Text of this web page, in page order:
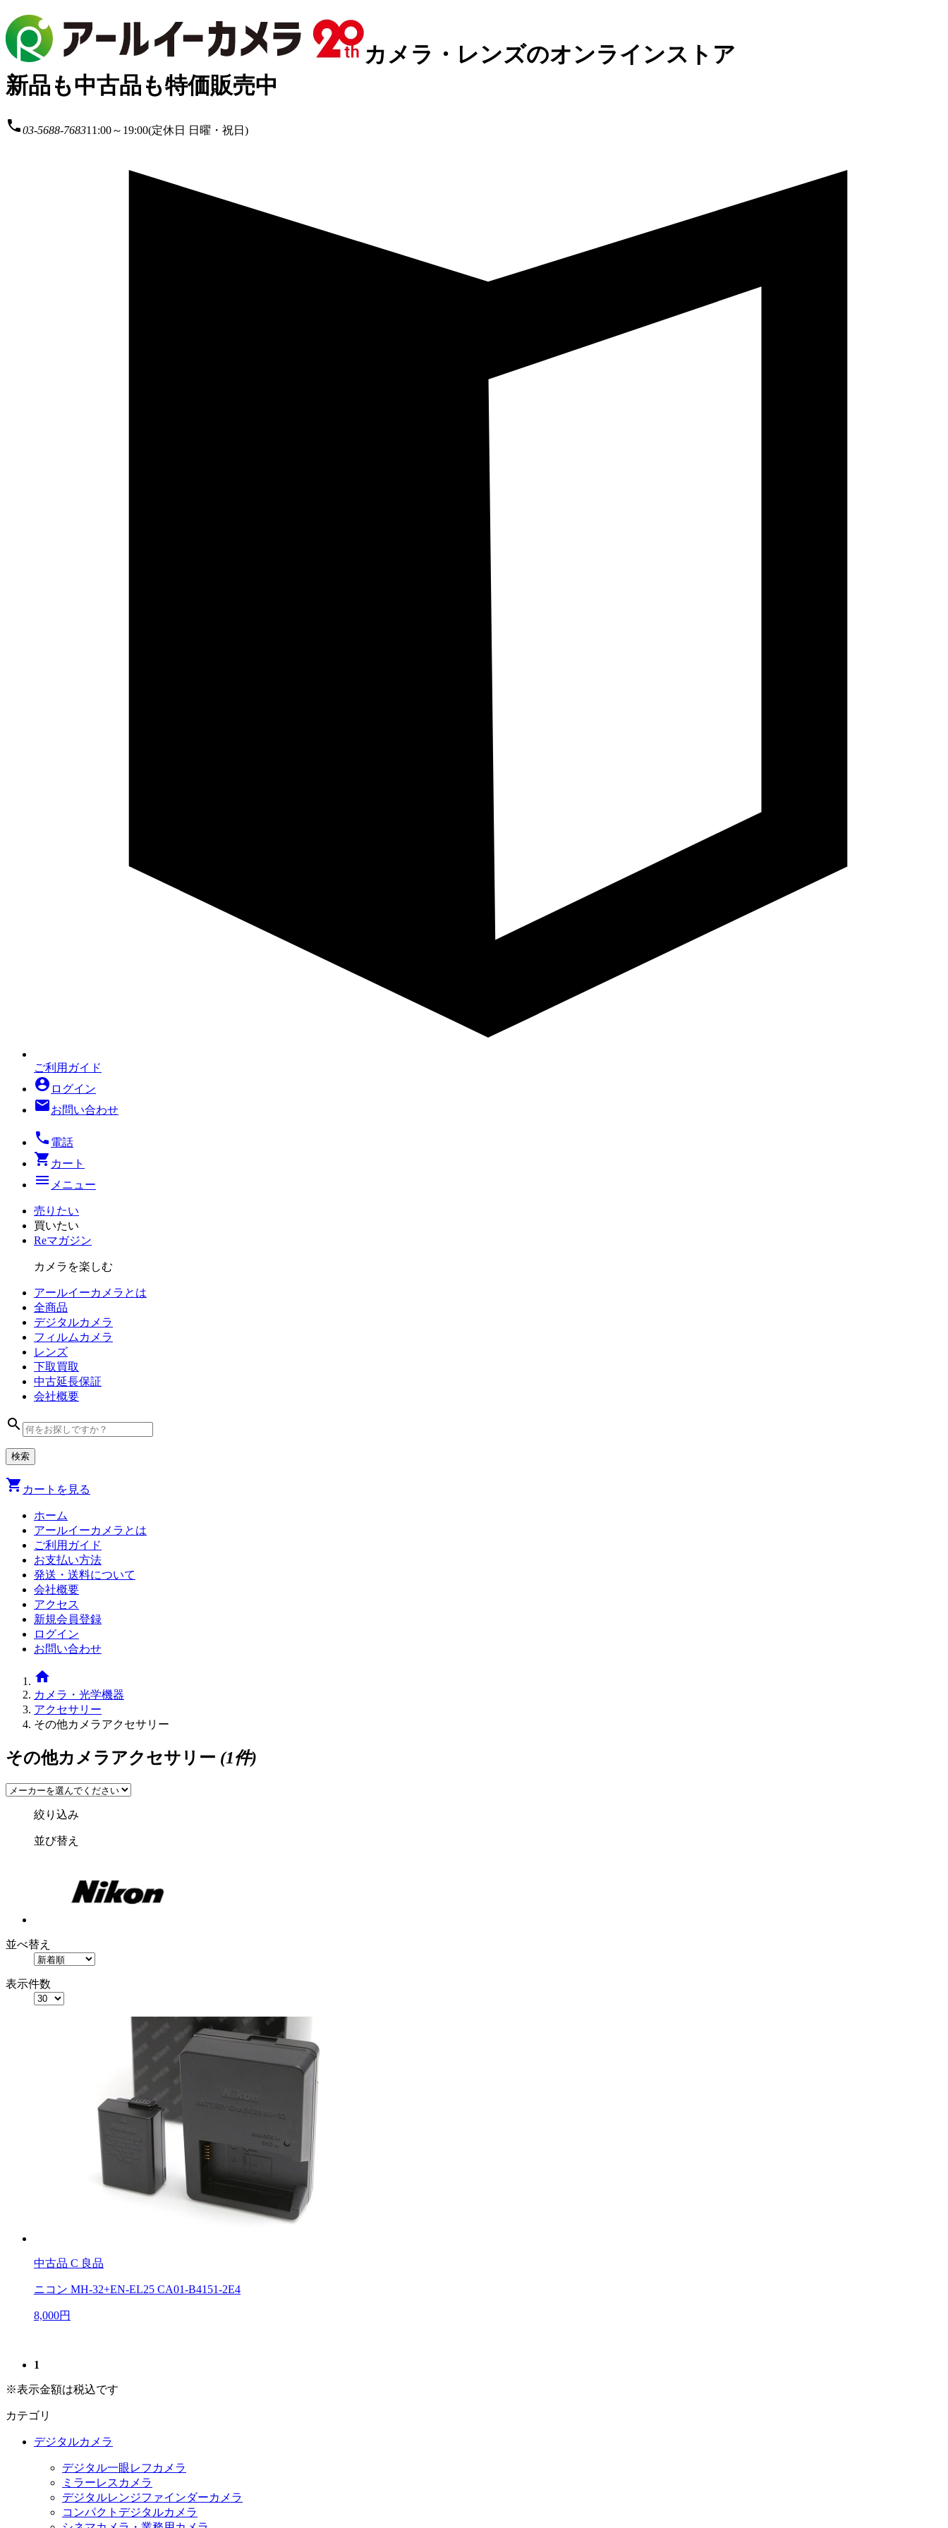
カメラ・レンズのオンラインストア
新品も中古品も特価販売中
local_phone03-5688-768311:00～19:00(定休日 日曜・祝日)
ご利用ガイド
account_circle ログイン
mailお問い合わせ
local_phone 電話
shopping_cart カート
menu メニュー
売りたい
買いたい
Reマガジン
カメラを楽しむ
アールイーカメラとは
全商品
デジタルカメラ
フィルム カメラ
レンズ
下取買取
中古延長保証
会社概要
search
shopping_cart カートを見る
ホーム
アールイーカメラとは
ご利用ガイド
お支払い方法
発送・送料について
会社概要
アクセス
新規会員登録
ログイン
お問い合わせ
home
カメラ・光学機器
アクセサリー
その他カメラアクセサリー
その他カメラアクセサリー (1件)
絞り込み
並び替え
並べ替え
表示件数
中古品 C 良品
ニコン MH-32+EN-EL25 CA01-B4151-2E4
8,000円
1
※表示金額は税込です
カテゴリ
デジタルカメラ
デジタル一眼レフカメラ
ミラーレスカメラ
デジタルレンジファインダーカメラ
コンパクトデジタルカメラ